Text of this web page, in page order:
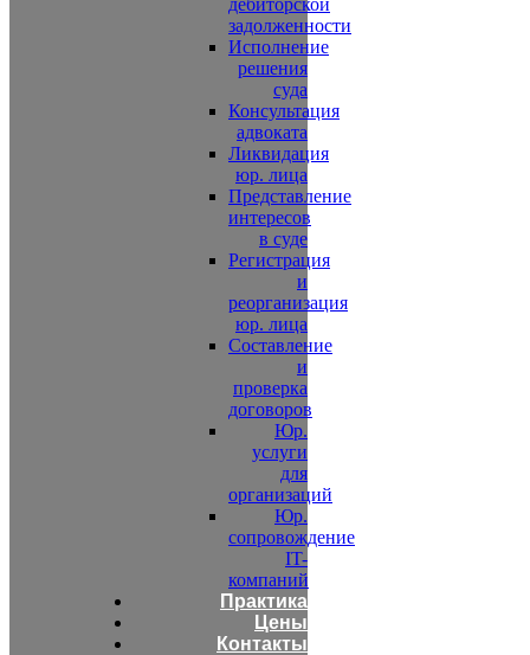
дебиторской
задолженности
Исполнение
решения
суда
Консультация
адвоката
Ликвидация
юр. лица
Представление
интересов
в суде
Регистрация
и
реорганизация
юр. лица
Составление
и
проверка
договоров
Юр.
услуги
для
организаций
Юр.
сопровождение
IT-
компаний
Практика
Цены
Контакты